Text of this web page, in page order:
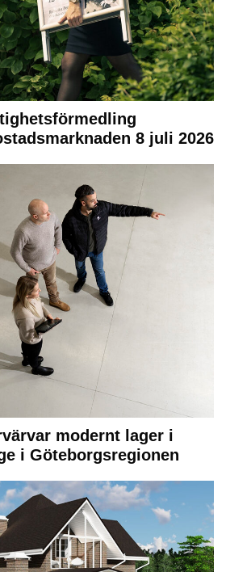
8 juli 2026
modernt lager i
i Göteborgsregionen